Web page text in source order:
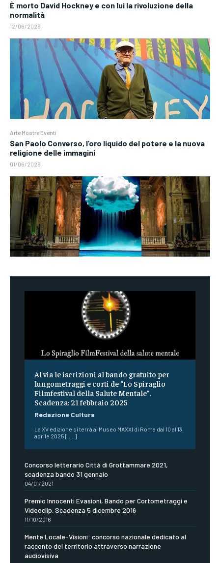
È morto David Hockney e con lui la rivoluzione della
normalità
12/06/2026
Arte Mostre Eventi
San Paolo Converso, l’oro liquido del potere e la nuova
religione delle immagini
01/06/2026
Al via le iscrizioni al bando gratuito per
lungometraggi e corti de “Lo Spiraglio
Filmfestival della Salute Mentale”.
Scadenza: 21 febbraio 2025
Redazione Cultura
La XV edizione si terrà al Museo MAXXI di Roma dal 10 al 13
aprile 2025 [.....]
Concorso letterario Città di Grottammare 2021,
scadenza bando 31 gennaio
04/01/2021
Premio Innocenti Evasioni, Bando per Cortometraggi e
Videoclip. Scadenza 5 dicembre 2016
11/10/2016
Mente Locale-Visioni: concorso nazionale dedicato al
racconto del territorio attraverso narrazione
audiovisiva